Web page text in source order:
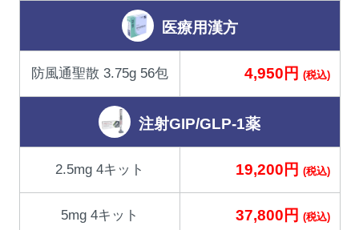
医療用漢方
防風通聖散 3.75g 56包 4,950円 (税込)
注射GIP/GLP-1薬
2.5mg 4キット 19,200円 (税込)
5mg 4キット 37,800円 (税込)